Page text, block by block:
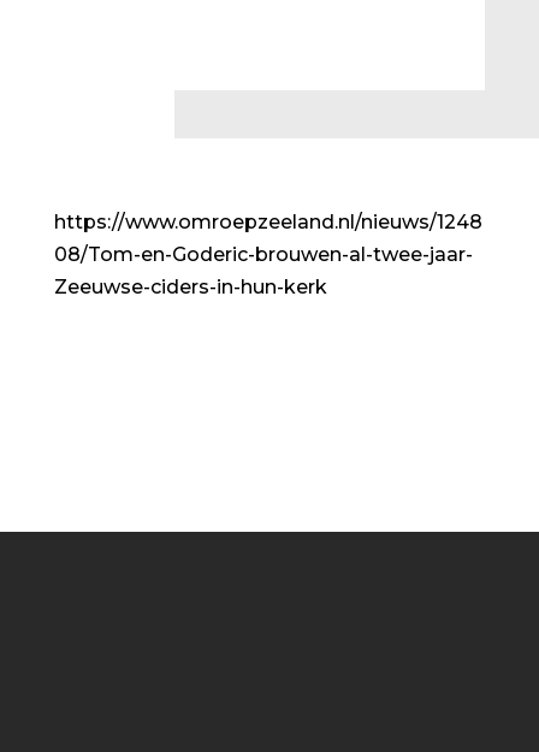
https://www.omroepzeeland.nl/nieuws/1248
08/Tom-en-Goderic-brouwen-al-twee-jaar-
Zeeuwse-ciders-in-hun-kerk